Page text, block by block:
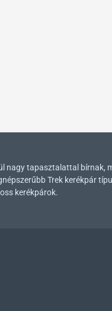
nagy tapasztalattal bírnak,
Trek kerékpár
kerékpárok.